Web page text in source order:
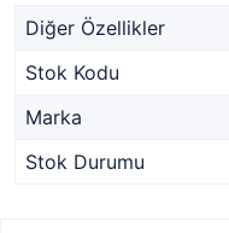
Diğer Özellikler
Stok Kodu
Marka
Stok Durumu